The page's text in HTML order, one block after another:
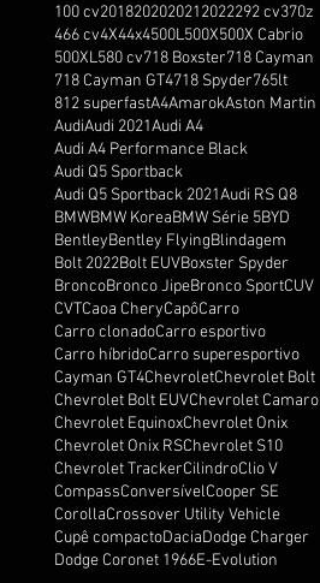
100 cv2018202020212022292 cv370z
466 cv4X44x4500L500X500X Cabrio
500XL580 cv718 Boxster718 Cayman
718 Cayman GT4718 Spyder765lt
812 superfastA4AmarokAston Martin
AudiAudi 2021Audi A4
Audi A4 Performance Black
Audi Q5 Sportback
Audi Q5 Sportback 2021Audi RS Q8
BMWBMW KoreaBMW Série 5BYD
BentleyBentley FlyingBlindagem
Bolt 2022Bolt EUVBoxster Spyder
BroncoBronco JipeBronco SportCUV
CVTCaoa CheryCapôCarro
Carro clonadoCarro esportivo
Carro híbridoCarro superesportivo
Cayman GT4ChevroletChevrolet Bolt
Chevrolet Bolt EUVChevrolet Camaro
Chevrolet EquinoxChevrolet Onix
Chevrolet Onix RSChevrolet S10
Chevrolet TrackerCilindroClio V
CompassConversívelCooper SE
CorollaCrossover Utility Vehicle
Cupê compactoDaciaDodge Charger
Dodge Coronet 1966E-Evolution